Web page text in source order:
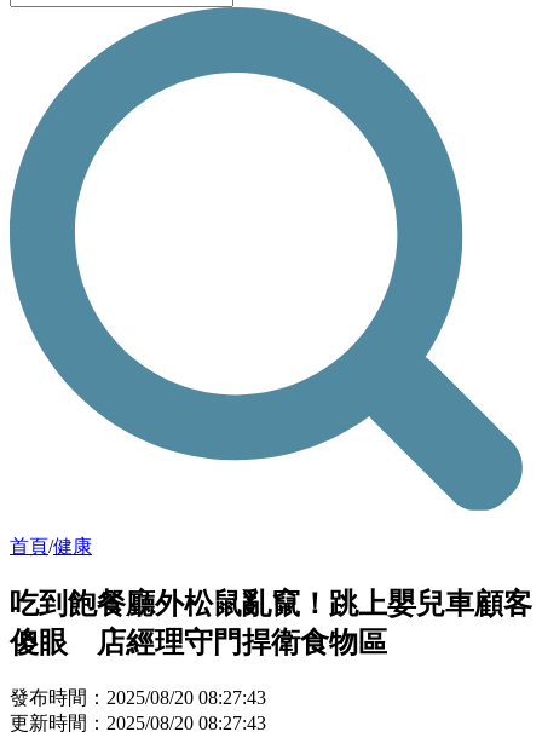
首頁/健康
吃到飽餐廳外松鼠亂竄！跳上嬰兒車顧客
傻眼 店經理守門捍衛食物區
發布時間：2025/08/20 08:27:43
更新時間：2025/08/20 08:27:43